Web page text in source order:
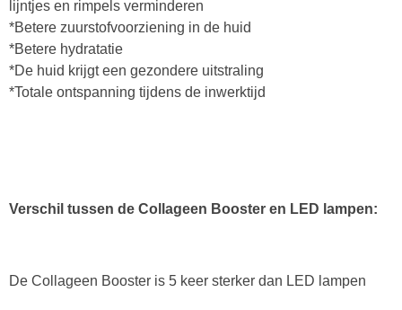
lijntjes en rimpels verminderen
*Betere zuurstofvoorziening in de huid
*Betere hydratatie
*De huid krijgt een gezondere uitstraling
*Totale ontspanning tijdens de inwerktijd
Verschil tussen de Collageen Booster en LED lampen:
De Collageen Booster is 5 keer sterker dan LED lampen